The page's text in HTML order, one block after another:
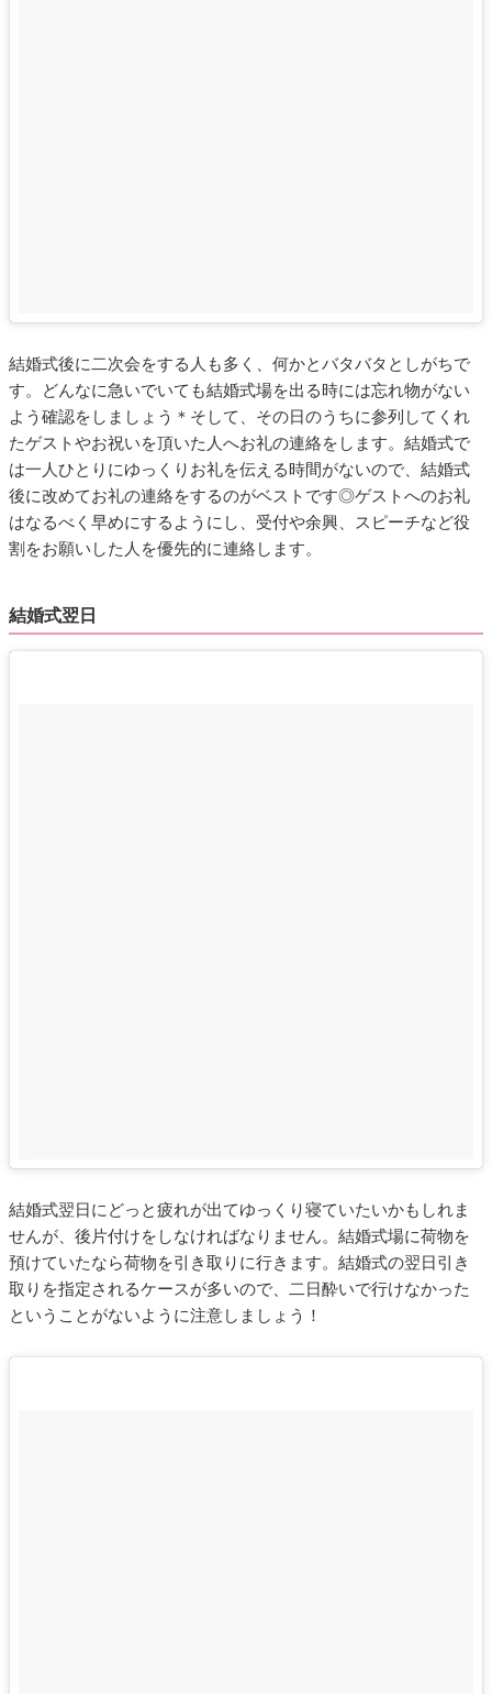
結婚式後に二次会をする人も多く、何かとバタバタとしがちで
す。どんなに急いでいても結婚式場を出る時には忘れ物がない
よう確認をしましょう＊そして、その日のうちに参列してくれ
たゲストやお祝いを頂いた人へお礼の連絡をします。結婚式で
は一人ひとりにゆっくりお礼を伝える時間がないので、結婚式
後に改めてお礼の連絡をするのがベストです◎ゲストへのお礼
はなるべく早めにするようにし、受付や余興、スピーチなど役
割をお願いした人を優先的に連絡します。
結婚式翌日
結婚式翌日にどっと疲れが出てゆっくり寝ていたいかもしれま
せんが、後片付けをしなければなりません。結婚式場に荷物を
預けていたなら荷物を引き取りに行きます。結婚式の翌日引き
取りを指定されるケースが多いので、二日酔いで行けなかった
ということがないように注意しましょう！